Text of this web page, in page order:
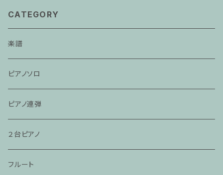
CATEGORY
楽譜
ピアノソロ
ピアノ連弾
２台ピアノ
フルート